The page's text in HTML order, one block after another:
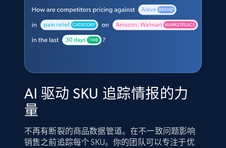
AI 驱动 SKU 追踪情报的力
量
不再有断裂的商品数据管道。在不一致问题影响
销售之前追踪每个 SKU。你的团队可以专注于优